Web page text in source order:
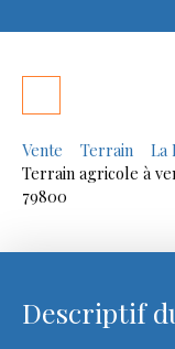
Vente Terrain
La
Terrain agricole à
79800
Descriptif